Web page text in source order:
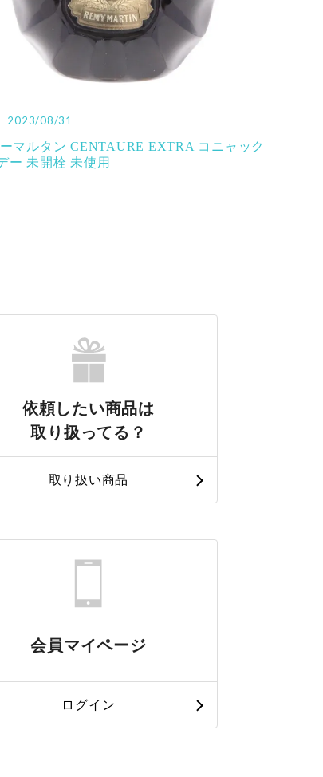
2023/08/31
マルタン CENTAURE EXTRA コニャック
ー 未開栓 未使用
依頼したい商品は
取り扱ってる？
取り扱い商品
会員マイページ
ログイン